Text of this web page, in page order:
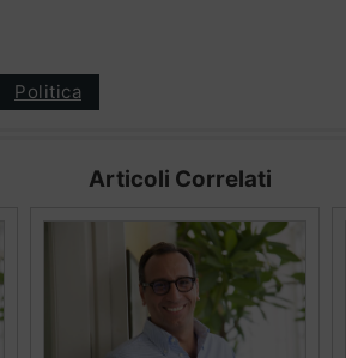
Politica
Articoli Correlati